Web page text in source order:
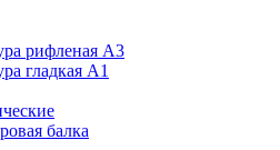
рифленая А3
гладкая А1
балка